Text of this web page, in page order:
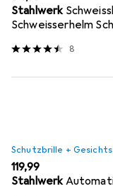
Stahlwerk
Schweisserhelm
8
Schutzbrille +
EUR
119,99
Stahlwerk